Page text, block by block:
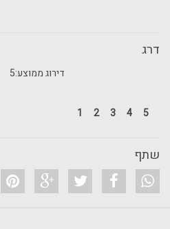
דרג
דירוג ממוצע:5
5
4
3
2
1
שתף